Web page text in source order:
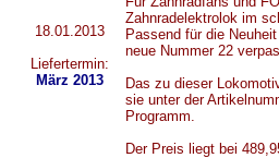
18.01.2013
Liefertermin:
März 2013
Zahnradelektrolok im
Passend für die
neue Nummer 22
Das zu dieser
sie unter der
Programm.
Der Preis liegt bei